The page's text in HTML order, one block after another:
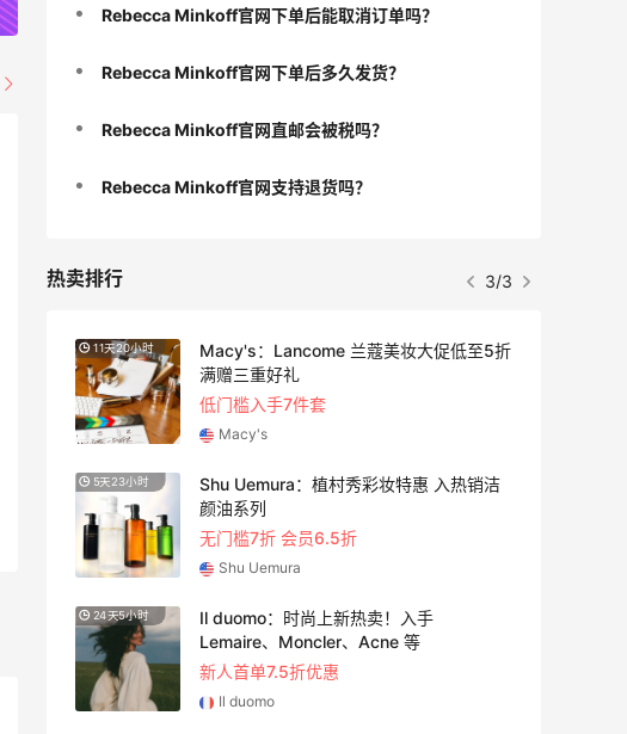
Rebecca Minkoff官网下单后能取消订单吗？
Rebecca Minkoff官网下单后多久发货？
Rebecca Minkoff官网直邮会被税吗？
Rebecca Minkoff官网支持退货吗？
热卖排行 3/3
11天20小时
Macy's：Lancome 兰蔻美妆大促低至5折
满赠三重好礼
低门槛入手7件套
Macy's
5天23小时
Shu Uemura：植村秀彩妆特惠 入热销洁
颜油系列
无门槛7折 会员6.5折
Shu Uemura
24天5小时
Il duomo：时尚上新热卖！入手
Lemaire、Moncler、Acne 等
新人首单7.5折优惠
Il duomo